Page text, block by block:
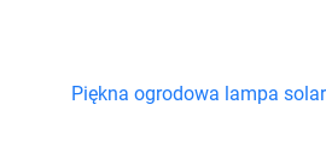
Piękna ogrodowa lampa